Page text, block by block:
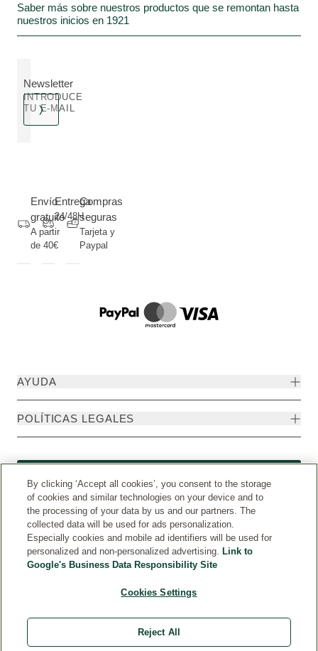
Saber más sobre nuestros productos que se remontan hasta
nuestros inicios en 1921
Newsletter
INTRODUCE
TU E-MAIL
Envío
gratuito
A partir
de 40€
Entrega
24/48H
Compras
seguras
Tarjeta y
Paypal
AYUDA
POLÍTICAS LEGALES
Weleda Internacional © Weleda 2026
By clicking ‘Accept all cookies’, you consent to the storage
of cookies and similar technologies on your device and to
the processing of your data by us and our partners. The
collected data will be used for ads personalization.
Especially cookies and mobile ad identifiers will be used for
personalized and non-personalized advertising. Link to
Google's Business Data Responsibility Site
Cookies Settings
Reject All